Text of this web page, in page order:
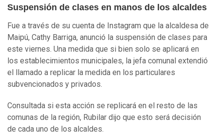
Suspensión de clases en manos de los alcaldes
Fue a través de su cuenta de Instagram que la alcaldesa de
Maipú, Cathy Barriga, anunció la suspensión de clases para
este viernes. Una medida que si bien solo se aplicará en
los establecimientos municipales, la jefa comunal extendió
el llamado a replicar la medida en los particulares
subvencionados y privados.
Consultada si esta acción se replicará en el resto de las
comunas de la región, Rubilar dijo que esto será decisión
de cada uno de los alcaldes.